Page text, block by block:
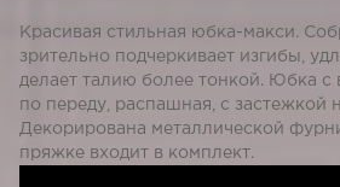
Красивая стильная юбка-макси.
зрительно подчеркивает изгибы,
делает талию более тонкой. Юбка
по переду, распашная, с застежкой
Декорирована металлической
пряжке входит в комплект.